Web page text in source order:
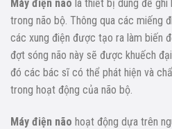
Máy điện não là thiết bị dùng để ghi
trong não bộ. Thông qua các miếng
các xung điện được tạo ra làm biến
đợt sóng não này sẽ được khuếch
đó các bác sĩ có thể phát hiện và
trong hoạt động của não bộ.
Máy điện não hoạt động dựa trên